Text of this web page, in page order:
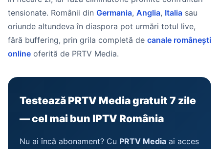
tensionate. Românii din Germania, Anglia, Italia sau
oriunde altundeva în diaspora pot urmări totul live,
fără buffering, prin grila completă de canale românești
online oferită de PRTV Media.
Testează PRTV Media gratuit 7 zile
— cel mai bun IPTV România
Nu ai încă abonament? Cu PRTV Media ai acces